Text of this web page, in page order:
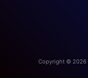
Copyright © 2026